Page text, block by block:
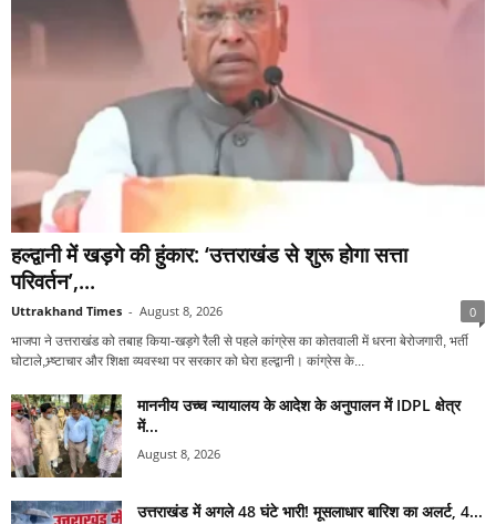
हल्द्वानी में खड़गे की हुंकार: ‘उत्तराखंड से शुरू होगा सत्ता
परिवर्तन’,...
Uttrakhand Times - August 8, 2026 0
भाजपा ने उत्तराखंड को तबाह किया-खड़गे रैली से पहले कांग्रेस का कोतवाली में धरना बेरोजगारी, भर्ती
घोटाले,भ्र्ष्टाचार और शिक्षा व्यवस्था पर सरकार को घेरा हल्द्वानी। कांग्रेस के...
माननीय उच्च न्यायालय के आदेश के अनुपालन में IDPL क्षेत्र
में...
August 8, 2026
उत्तराखंड में अगले 48 घंटे भारी! मूसलाधार बारिश का अलर्ट, 4...